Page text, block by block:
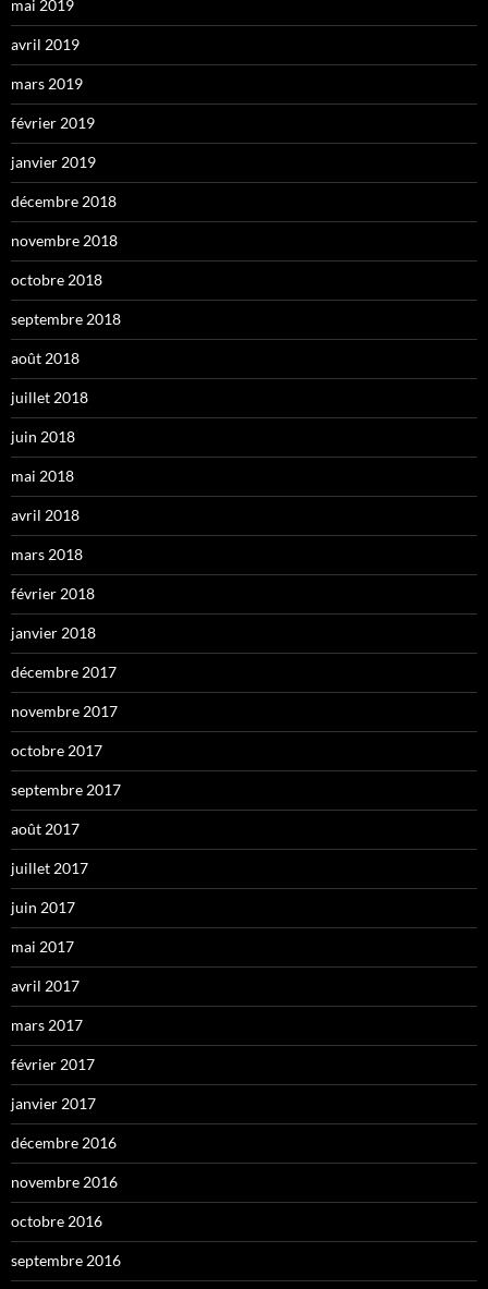
mai 2019
avril 2019
mars 2019
février 2019
janvier 2019
décembre 2018
novembre 2018
octobre 2018
septembre 2018
août 2018
juillet 2018
juin 2018
mai 2018
avril 2018
mars 2018
février 2018
janvier 2018
décembre 2017
novembre 2017
octobre 2017
septembre 2017
août 2017
juillet 2017
juin 2017
mai 2017
avril 2017
mars 2017
février 2017
janvier 2017
décembre 2016
novembre 2016
octobre 2016
septembre 2016